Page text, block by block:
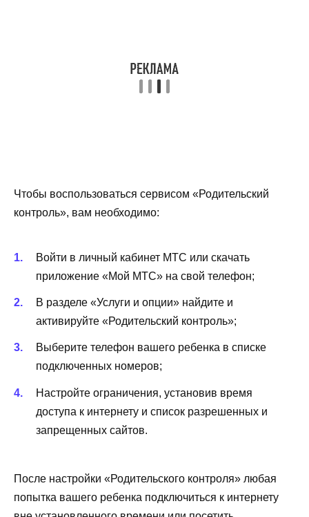
Чтобы воспользоваться сервисом «Родительский
контроль», вам необходимо:
Войти в личный кабинет МТС или скачать
приложение «Мой МТС» на свой телефон;
В разделе «Услуги и опции» найдите и
активируйте «Родительский контроль»;
Выберите телефон вашего ребенка в списке
подключенных номеров;
Настройте ограничения, установив время
доступа к интернету и список разрешенных и
запрещенных сайтов.
После настройки «Родительского контроля» любая
попытка вашего ребенка подключиться к интернету